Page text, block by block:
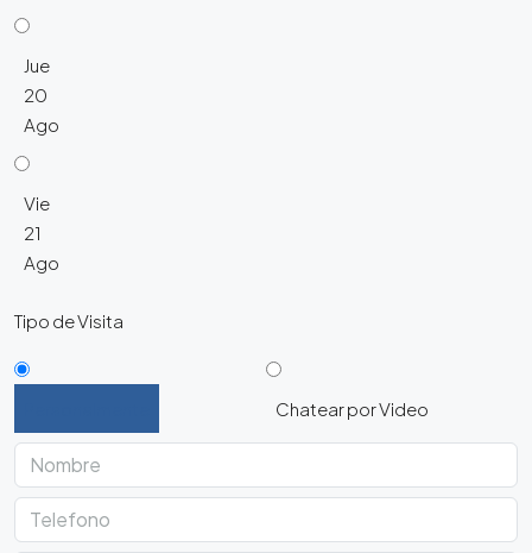
Jue
20
Ago
Vie
21
Ago
Tipo de Visita
Chatear por Video